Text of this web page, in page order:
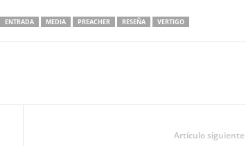
ENTRADA MEDIA PREACHER RESEÑA VERTIGO
Artículo siguiente